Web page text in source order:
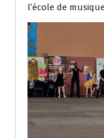
l’école de